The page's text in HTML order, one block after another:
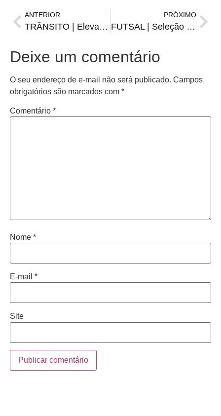
ANTERIOR
TRÂNSITO | Elevadas da Sete de Setembro estão sendo retiradas
PRÓXIMO
FUTSAL | Seleção Brasileira vence o Uzbequistão duas vezes
Deixe um comentário
O seu endereço de e-mail não será publicado. Campos
obrigatórios são marcados com *
Comentário *
Nome *
E-mail *
Site